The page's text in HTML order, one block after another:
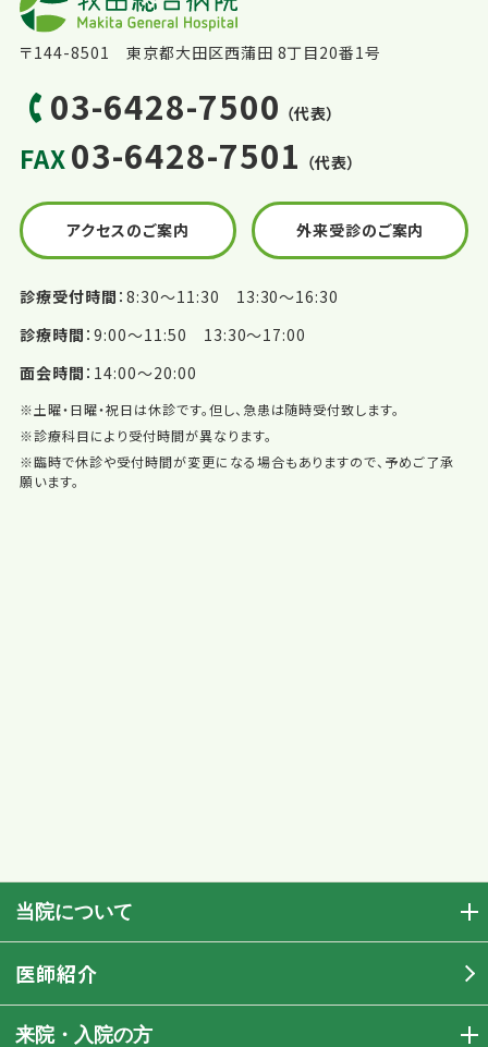
〒144-8501 東京都大田区西蒲田 8丁目20番1号
03-6428-7500 （代表）
FAX03-6428-7501 （代表）
アクセスのご案内 外来受診のご案内
診療受付時間 8:30〜11:30 13:30〜16:30
診療時間 9:00〜11:50 13:30〜17:00
面会時間 14:00〜20:00
※土曜・日曜・祝日は休診です。但し、急患は随時受付致します。
※診療科目により受付時間が異なります。
※臨時で休診や受付時間が変更になる場合もありますので、予めご了承
願います。
当院について
医師紹介
来院・入院の方